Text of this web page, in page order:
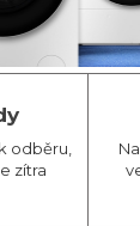
odběru,
zítra